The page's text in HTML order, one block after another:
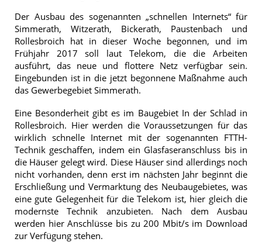
Der Ausbau des sogenannten „schnellen Internets“ für
Simmerath, Witzerath, Bickerath, Paustenbach und
Rollesbroich hat in dieser Woche begonnen, und im
Frühjahr 2017 soll laut Telekom, die die Arbeiten
ausführt, das neue und flottere Netz verfügbar sein.
Eingebunden ist in die jetzt begonnene Maßnahme auch
das Gewerbegebiet Simmerath.
Eine Besonderheit gibt es im Baugebiet In der Schlad in
Rollesbroich. Hier werden die Voraussetzungen für das
wirklich schnelle Internet mit der sogenannten FTTH-
Technik geschaffen, indem ein Glasfaseranschluss bis in
die Häuser gelegt wird. Diese Häuser sind allerdings noch
nicht vorhanden, denn erst im nächsten Jahr beginnt die
Erschließung und Vermarktung des Neubaugebietes, was
eine gute Gelegenheit für die Telekom ist, hier gleich die
modernste Technik anzubieten. Nach dem Ausbau
werden hier Anschlüsse bis zu 200 Mbit/s im Download
zur Verfügung stehen.